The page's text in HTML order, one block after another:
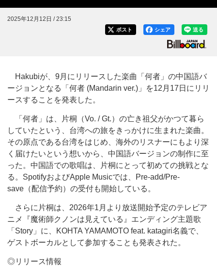
2025年12月12日 / 23:15
送る
シェア
ポスト
Hakubiが、9月にリリースした楽曲「何者」の中国語バ
ージョンとなる「何者 (Mandarin ver.)」を12月17日にリリ
ースすることを発表した。
「何者」は、片桐（Vo. / Gt.）の亡き祖父がかつて暮ら
していたという、台湾への旅をきっかけに生まれた楽曲。
その原点である台湾をはじめ、海外のリスナーにもより深
く届けたいという想いから、中国語バージョンの制作に至
った。中国語での歌唱は、片桐にとって初めての挑戦とな
る。SpotifyおよびApple Musicでは、Pre-add/Pre-
save（配信予約）の受付も開始している。
さらに片桐は、2026年1月より放送開始予定のテレビア
ニメ『魔術師クノンは見えている』エンディング主題歌
「Story」に、KOHTA YAMAMOTO feat. katagiri名義で、
ゲストボーカルとして参加することも発表された。
◎リリース情報